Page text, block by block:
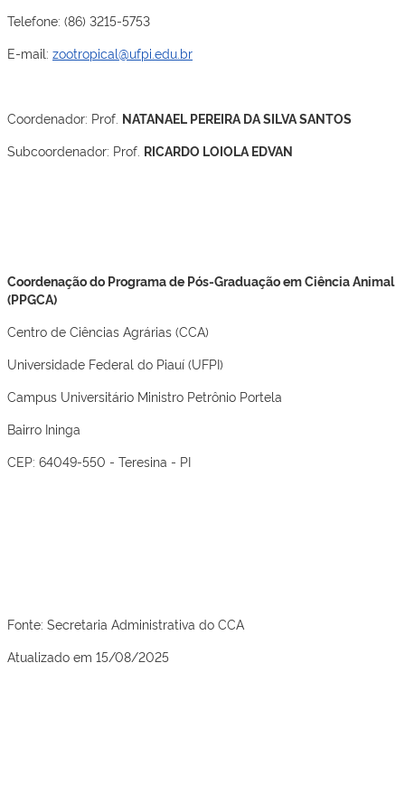
Telefone: (86) 3215-5753
E-mail: zootropical@ufpi.edu.br
Coordenador: Prof. NATANAEL PEREIRA DA SILVA SANTOS
Subcoordenador: Prof. RICARDO LOIOLA EDVAN
Coordenação do Programa de Pós-Graduação em Ciência Animal
(PPGCA)
Centro de Ciências Agrárias (CCA)
Universidade Federal do Piauí (UFPI)
Campus Universitário Ministro Petrônio Portela
Bairro Ininga
CEP: 64049-550 - Teresina - PI
Fonte: Secretaria Administrativa do CCA
Atualizado em 15/08/2025